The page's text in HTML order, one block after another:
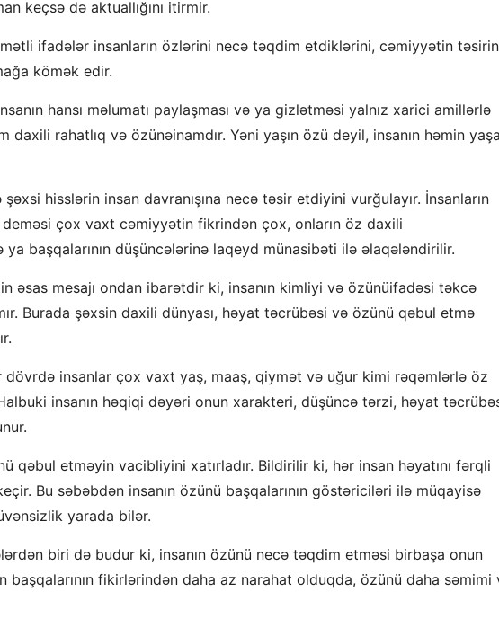
keçsə də аktuallığını itirmir.
ifadələr insanların özlərini necə təqdim etdiklərini, cəmiyyətin
kömək edir.
hansı məlumatı paylaşması və ya gizlətməsi yalnız xarici amillərlə
daxili rahatlıq və özünəinamdır. Yəni yaşın özü deyil, insanın həmin
hisslərin insan davranışına necə təsir etdiyini vurğulayır. İnsanların
deməsi çox vaxt cəmiyyətin fikrindən çox, onların öz daxili
ya başqalarının düşüncələrinə laqeyd münasibəti ilə əlaqələndirilir.
əsas mesajı ondan ibarətdir ki, insanın kimliyi və özünüifadəsi təkcə
Burada şəxsin daxili dünyası, həyat təcrübəsi və özünü qəbul etmə
dövrdə insanlar çox vaxt yaş, maaş, qiymət və uğur kimi rəqəmlərlə öz
insanın həqiqi dəyəri onun xarakteri, düşüncə tərzi, həyat
qəbul etməyin vacibliyini xatırladır. Bildirilir ki, hər insan həyatını fərqli
Bu səbəbdən insanın özünü başqalarının göstəriciləri ilə müqayisə
yarada bilər.
biri də budur ki, insanın özünü necə təqdim etməsi birbaşa onun
başqalarının fikirlərindən daha az narahat olduqda, özünü daha səmimi